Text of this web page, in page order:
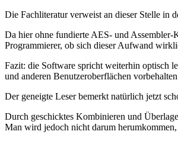
Die Fachliteratur verweist an dieser Stelle in
Da hier ohne fundierte AES- und
Programmierer, ob sich dieser Aufwand
Fazit: die Software spricht weiterhin optisch
und anderen Benutzeroberflächen
Der geneigte Leser bemerkt natürlich jetzt
Durch geschicktes Kombinieren und
Man wird jedoch nicht darum